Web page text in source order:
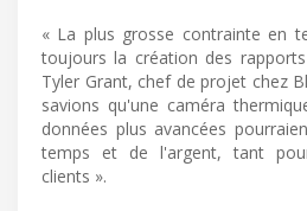
« La plus grosse contrainte en
toujours la création des
Tyler Grant, chef de projet chez
savions qu'une caméra
données plus avancées
temps et de l'argent, tant
clients ».